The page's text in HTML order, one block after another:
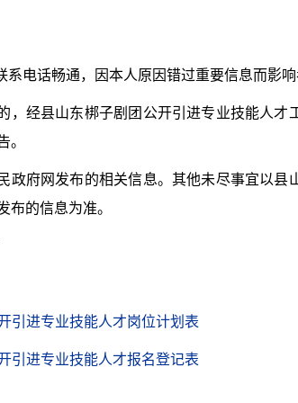
话畅通，因本人原因错过重要信息而影响
经县山东梆子剧团公开引进专业技能人才
府网发布的相关信息。其他未尽事宜以县
的信息为准。
引进专业技能人才岗位计划表
引进专业技能人才报名登记表